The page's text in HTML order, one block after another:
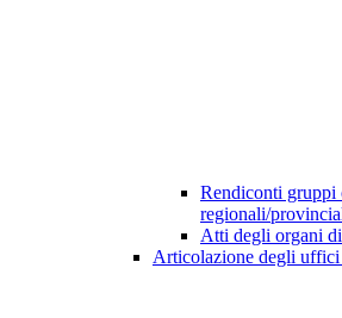
Rendiconti gruppi
regionali/
Atti degli organi
Articolazione degli uffici